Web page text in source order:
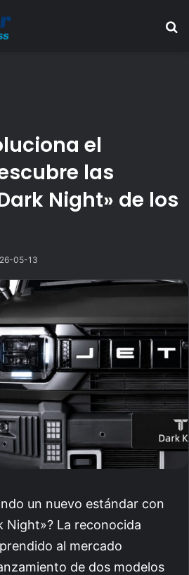
el
las
Night» de los
05-13
un nuevo estándar con
Night»? La reconocida
al mercado
de dos modelos